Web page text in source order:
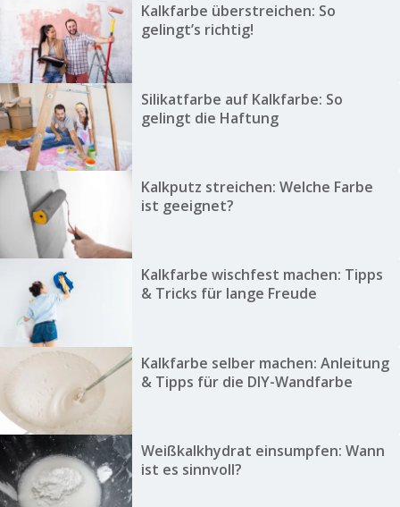
Kalkfarbe überstreichen: So
gelingt’s richtig!
Silikatfarbe auf Kalkfarbe: So
gelingt die Haftung
Kalkputz streichen: Welche Farbe
ist geeignet?
Kalkfarbe wischfest machen: Tipps
& Tricks für lange Freude
Kalkfarbe selber machen: Anleitung
& Tipps für die DIY-Wandfarbe
Weißkalkhydrat einsumpfen: Wann
ist es sinnvoll?